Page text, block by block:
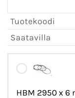
Tuotekoodi
Saatavilla
HBM 2950 x 6